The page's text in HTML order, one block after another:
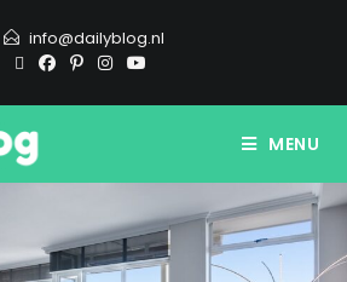
info@dailyblog.nl
MENU